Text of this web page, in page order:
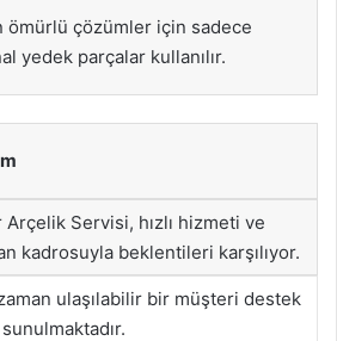
ömürlü çözümler için sadece
yedek parçalar kullanılır.
Arçelik Servisi, hızlı hizmeti ve
kadrosuyla beklentileri karşılıyor.
ulaşılabilir bir müşteri destek
sunulmaktadır.